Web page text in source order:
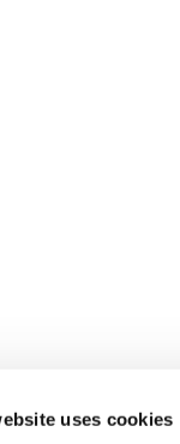
uses cookies